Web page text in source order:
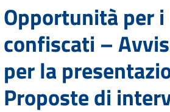
Opportunità per i
confiscati –
per la
Proposte di